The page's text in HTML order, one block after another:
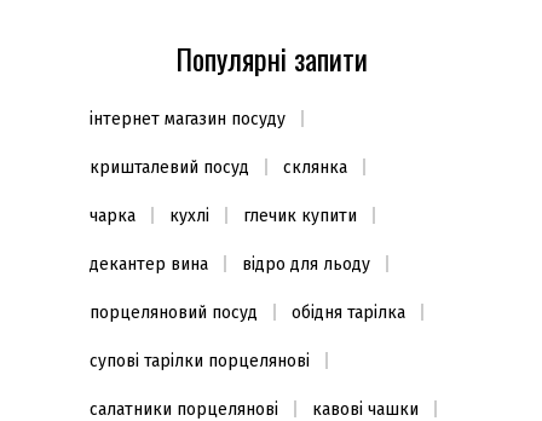
Популярні запити
інтернет магазин посуду
кришталевий посуд склянка
чарка кухлі глечик купити
декантер вина відро для льоду
порцеляновий посуд обідня тарілка
супові тарілки порцелянові
салатники порцелянові кавові чашки